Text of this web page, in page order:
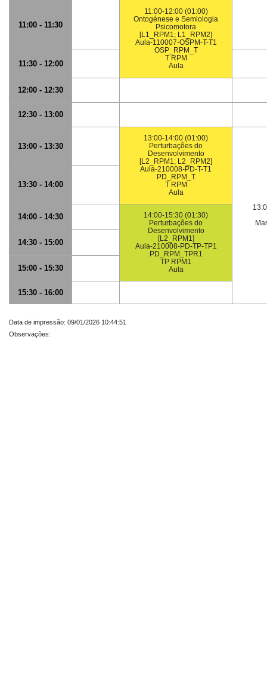
11:00 - 11:30
11:00-12:00 (01:00)
Ontogénese e Semiologia
Psicomotora
[L1_RPM1; L1_RPM2]
Aula-110007-OSPM-T-T1
OSP_RPM_T
T RPM
Aula
11:30 - 12:00
12:00 - 12:30
12:30 - 13:00
13:00 - 13:30
13:00-14:00 (01:00)
Perturbações do
Desenvolvimento
[L2_RPM1; L2_RPM2]
Aula-210008-PD-T-T1
PD_RPM_T
T RPM
Aula
13:30 - 14:00
14:00 - 14:30
14:00-15:30 (01:30)
Perturbações do
Desenvolvimento
[L2_RPM1]
Aula-210008-PD-TP-TP1
PD_RPM_TPR1
TP RPM1
Aula
14:30 - 15:00
15:00 - 15:30
15:30 - 16:00
Data de impressão: 09/01/2026 10:44:51
Observações: